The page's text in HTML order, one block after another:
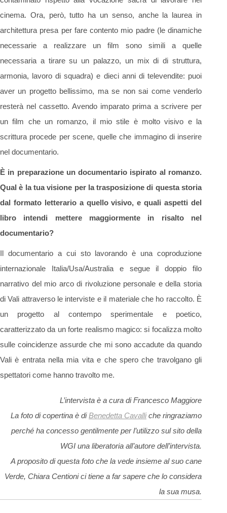
cinema. Ora, però, tutto ha un senso, anche la laurea in
architettura presa per fare contento mio padre (le dinamiche
necessarie a realizzare un film sono simili a quelle
necessaria a tirare su un palazzo, un mix di di struttura,
armonia, lavoro di squadra) e dieci anni di televendite: puoi
aver un progetto bellissimo, ma se non sai come venderlo
resterà nel cassetto. Avendo imparato prima a scrivere per
un film che un romanzo, il mio stile è molto visivo e la
scrittura procede per scene, quelle che immagino di inserire
nel documentario.
È in preparazione un documentario ispirato al romanzo.
Qual è la tua visione per la trasposizione di questa storia
dal formato letterario a quello visivo, e quali aspetti del
libro intendi mettere maggiormente in risalto nel
documentario?
Il documentario a cui sto lavorando è una coproduzione
internazionale Italia/Usa/Australia e segue il doppio filo
narrativo del mio arco di rivoluzione personale e della storia
di Vali attraverso le interviste e il materiale che ho raccolto. È
un progetto al contempo sperimentale e poetico,
caratterizzato da un forte realismo magico: si focalizza molto
sulle coincidenze assurde che mi sono accadute da quando
Vali è entrata nella mia vita e che spero che travolgano gli
spettatori come hanno travolto me.
L’intervista è a cura di Francesco Maggiore
La foto di copertina è diBenedetta Cavalliche ringraziamo
perché ha concesso gentilmente per l’utilizzo sul sito della
WGI una liberatoria all’autore dell’intervista.
A proposito di questa foto che la vede insieme al suo cane
Verde, Chiara Centioni ci tiene a far sapere che lo considera
la sua musa.